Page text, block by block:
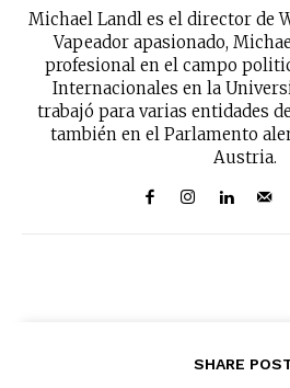
Subscribe to our daily
receive all the news of
tobacco harm reduction
Michael Landl es el director de
Vapeador apasionado,
profesional en el campo
Internacionales en la
trabajó para varias entidades
también en el Parlamento
Austria.
SHARE